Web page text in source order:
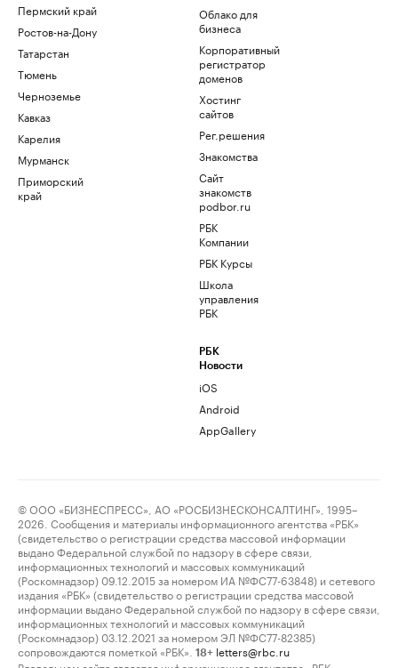
Пермский край
Ростов-на-Дону
Татарстан
Тюмень
Черноземье
Кавказ
Карелия
Мурманск
Приморский
край
Облако для
бизнеса
Корпоративный
регистратор
доменов
Хостинг
сайтов
Рег.решения
Знакомства
Сайт
знакомств
podbor.ru
РБК
Компании
РБК Курсы
Школа
управления
РБК
РБК
Новости
iOS
Android
AppGallery
© ООО «БИЗНЕСПРЕСС», АО «РОСБИЗНЕСКОНСАЛТИНГ», 1995–
2026. Сообщения и материалы информационного агентства «РБК»
(свидетельство о регистрации средства массовой информации
выдано Федеральной службой по надзору в сфере связи,
информационных технологий и массовых коммуникаций
(Роскомнадзор) 09.12.2015 за номером ИА №ФС77-63848) и сетевого
издания «РБК» (свидетельство о регистрации средства массовой
информации выдано Федеральной службой по надзору в сфере связи,
информационных технологий и массовых коммуникаций
(Роскомнадзор) 03.12.2021 за номером ЭЛ №ФС77-82385)
сопровождаются пометкой «РБК».
18+ letters@rbc.ru